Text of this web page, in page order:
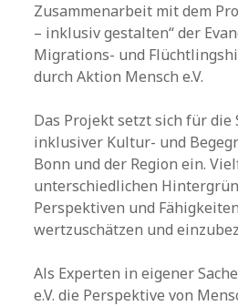
Zusammenarbeit mit dem
– inklusiv gestalten“ der
Migrations- und
durch Aktion Mensch e.V.
Das Projekt setzt sich für die
inklusiver Kultur- und
Bonn und der Region ein.
unterschiedlichen
Perspektiven und
wertzuschätzen und
Als Experten in eigener
e.V. die Perspektive von